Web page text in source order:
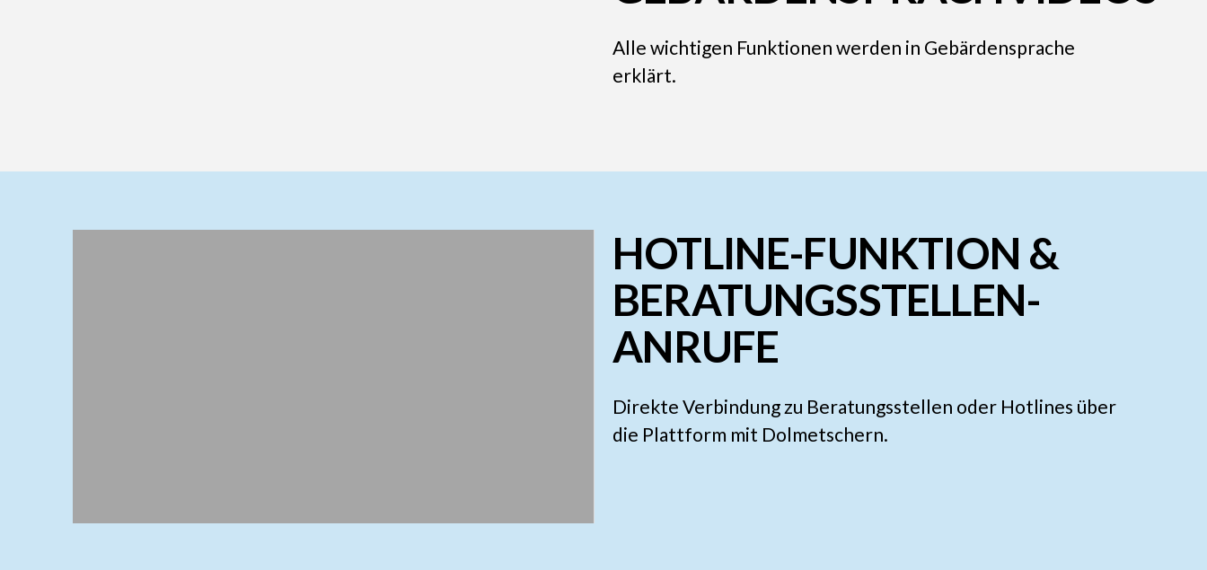
Alle wichtigen Funktionen werden in Gebärdensprache
erklärt.
HOTLINE-FUNKTION &
BERATUNGSSTELLEN-
ANRUFE
Direkte Verbindung zu Beratungsstellen oder Hotlines über
die Plattform mit Dolmetschern.